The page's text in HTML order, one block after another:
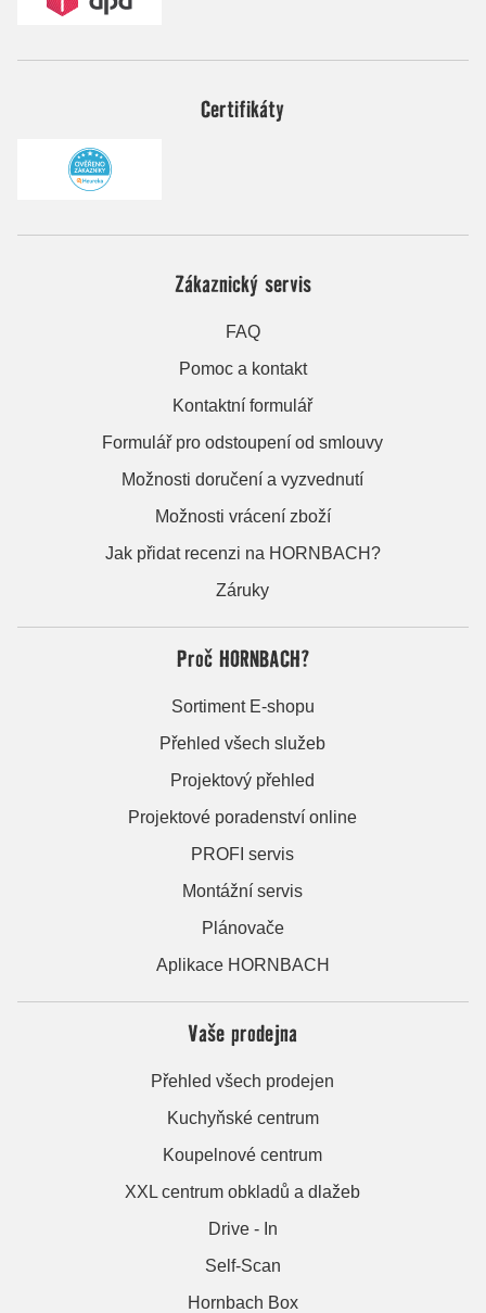
Certifikáty
Zákaznický servis
FAQ
Pomoc a kontakt
Kontaktní formulář
Formulář pro odstoupení od smlouvy
Možnosti doručení a vyzvednutí
Možnosti vrácení zboží
Jak přidat recenzi na HORNBACH?
Záruky
Proč HORNBACH?
Sortiment E-shopu
Přehled všech služeb
Projektový přehled
Projektové poradenství online
PROFI servis
Montážní servis
Plánovače
Aplikace HORNBACH
Vaše prodejna
Přehled všech prodejen
Kuchyňské centrum
Koupelnové centrum
XXL centrum obkladů a dlažeb
Drive - In
Self-Scan
Hornbach Box